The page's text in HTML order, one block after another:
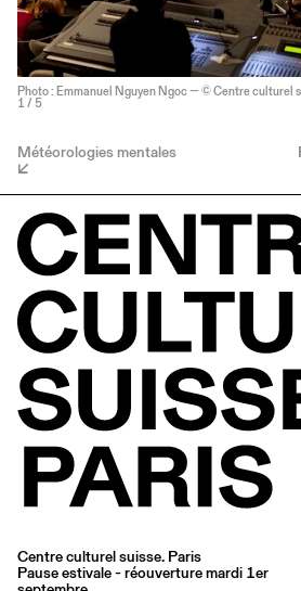
Photo : Emmanuel Nguyen Ngoc — © Centre culturel
1 / 5
Météorologies mentales
Centre culturel suisse. Paris
Pause estivale - réouverture mardi 1er